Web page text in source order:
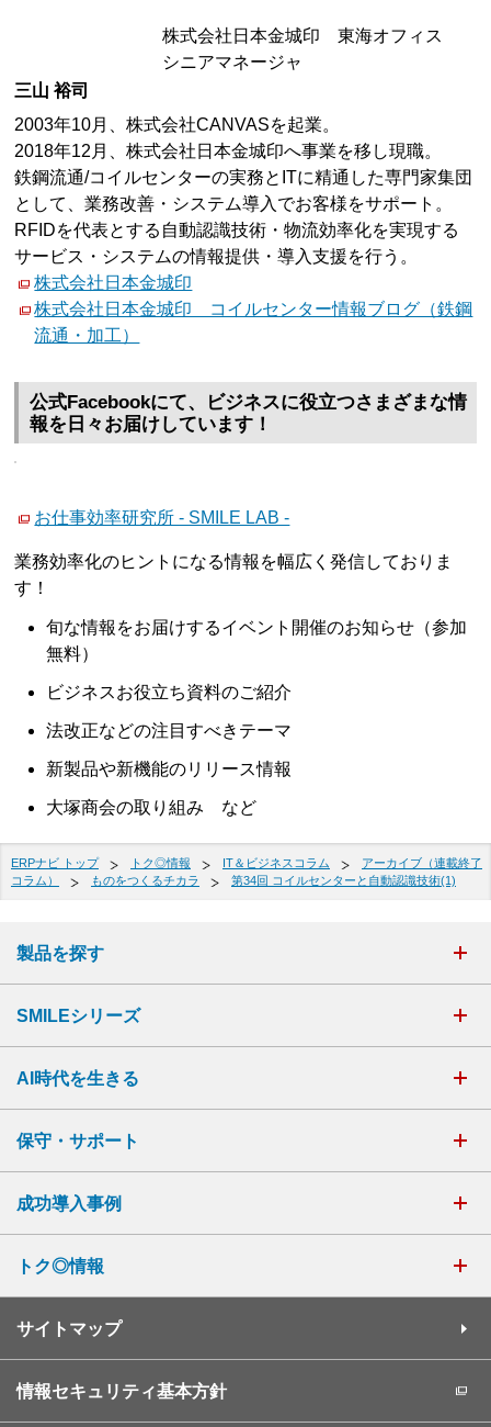
株式会社日本金城印 東海オフィス
シニアマネージャ
三山 裕司
2003年10月、株式会社CANVASを起業。
2018年12月、株式会社日本金城印へ事業を移し現職。
鉄鋼流通/コイルセンターの実務とITに精通した専門家集団
として、業務改善・システム導入でお客様をサポート。
RFIDを代表とする自動認識技術・物流効率化を実現する
サービス・システムの情報提供・導入支援を行う。
株式会社日本金城印
株式会社日本金城印 コイルセンター情報ブログ（鉄鋼
流通・加工）
公式Facebookにて、ビジネスに役立つさまざまな情
報を日々お届けしています！
お仕事効率研究所 - SMILE LAB -
業務効率化のヒントになる情報を幅広く発信しておりま
す！
旬な情報をお届けするイベント開催のお知らせ（参加
無料）
ビジネスお役立ち資料のご紹介
法改正などの注目すべきテーマ
新製品や新機能のリリース情報
大塚商会の取り組み など
ERPナビ トップ トク◎情報 IT＆ビジネスコラム
アーカイブ（連載終了
コラム）
ものをつくるチカラ 第34回 コイルセンターと自動認識技術(1)
製品を探す
SMILEシリーズ
AI時代を生きる
保守・サポート
成功導入事例
トク◎情報
サイトマップ
情報セキュリティ基本方針